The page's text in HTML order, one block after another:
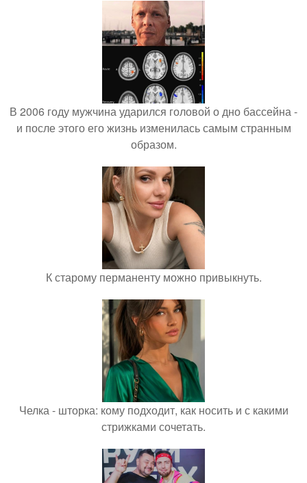
В 2006 году мужчина ударился головой о дно бассейна -
и после этого его жизнь изменилась самым странным
образом.
К старому перманенту можно привыкнуть.
Челка - шторка: кому подходит, как носить и с какими
стрижками сочетать.